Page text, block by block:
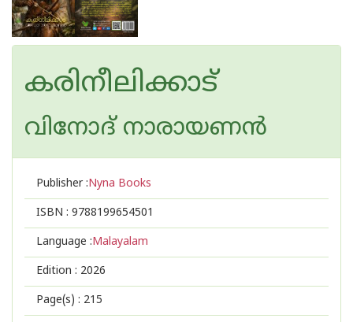
കരിനീലിക്കാട്
വിനോദ് നാരായണന്‍
Publisher :Nyna Books
ISBN : 9788199654501
Language :Malayalam
Edition : 2026
Page(s) : 215